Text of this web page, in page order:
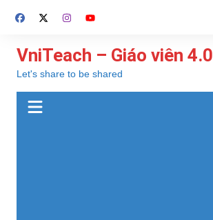
đến
dung
VniTeach – Giáo viên 4.0
Let's share to be shared